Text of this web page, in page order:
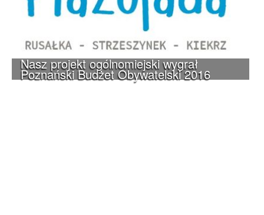
Nasz projekt ogólnomiejski wygrał
Poznański Budżet Obywatelski 2016